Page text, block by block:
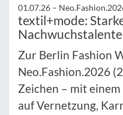
01.07.26 –
textil+mode:
Nachwuchstalente
Zur Berlin Fashion
Neo.Fashion.2026
Zeichen – mit
auf Vernetzung,